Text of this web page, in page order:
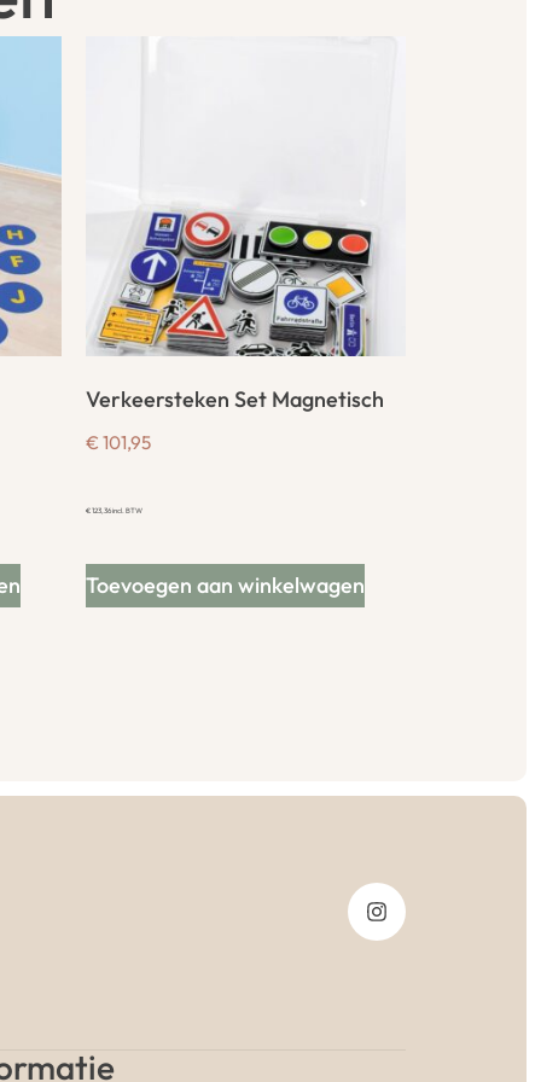
Verkeersteken Set Magnetisch
€ 101,95
€123,36incl. BTW
Toevoegen aan winkelwagen